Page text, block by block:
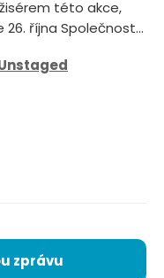
této akce,
října Společnost...
zprávu